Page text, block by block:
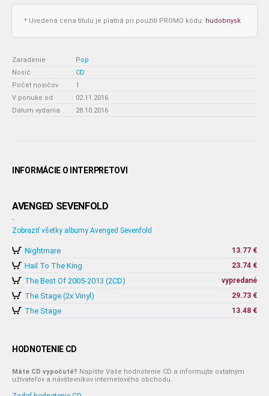
* Uvedená cena titulu je platná pri použití PROMO kódu: hudobnysk
Zaradenie : Pop
Nosič
: CD
Počet nosičov
: 1
V ponuke od
: 02.11.2016
Dátum vydania
: 28.10.2016
INFORMÁCIE O INTERPRETOVI
AVENGED SEVENFOLD
-
Zobraziť všetky albumy Avenged Sevenfold
Nightmare 13.77 €
Hail To The King 23.74 €
The Best Of 2005-2013 (2CD) vypredané
The Stage (2x Vinyl) 29.73 €
The Stage 13.48 €
HODNOTENIE CD
Máte CD vypočuté? Napíšte Vaše hodnotenie CD a informujte ostatným
užívateľov a návštevníkov internetového obchodu.